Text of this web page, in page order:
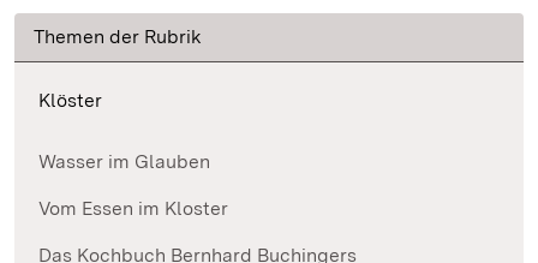
Themen der Rubrik
Klöster
Wasser im Glauben
Vom Essen im Kloster
Das Kochbuch Bernhard Buchingers